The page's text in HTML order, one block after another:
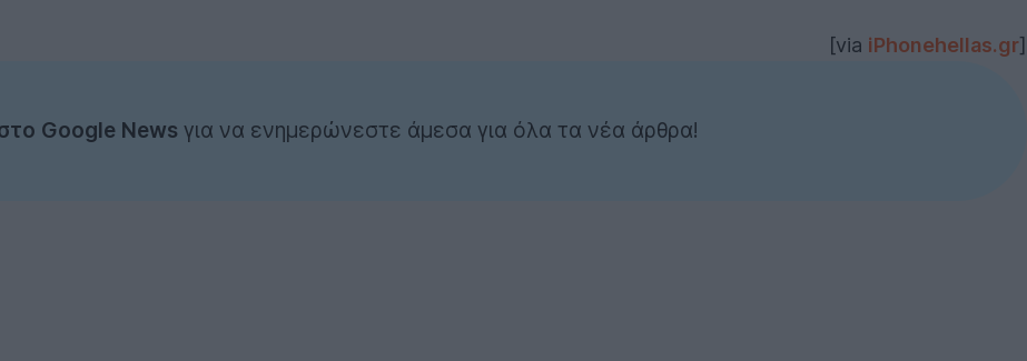
[via iPhonehellas.gr]
Google News για να ενημερώνεστε άμεσα για όλα τα νέα άρθρα!